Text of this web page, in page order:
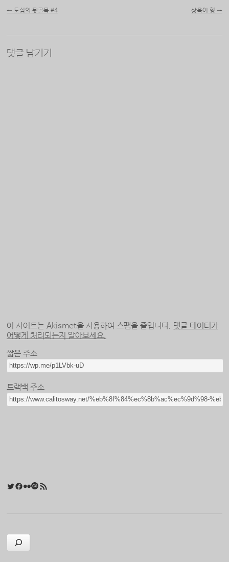
← 도심의 뒷골목 #4 상욱이 형 →
댓글 남기기
이 사이트는 Akismet을 사용하여 스팸을 줄입니다. 댓글 데이터가
어떻게 처리되는지 알아보세요.
짧은 주소
트랙백 주소
Twitter
Facebook
FlickrLast.fm
검색